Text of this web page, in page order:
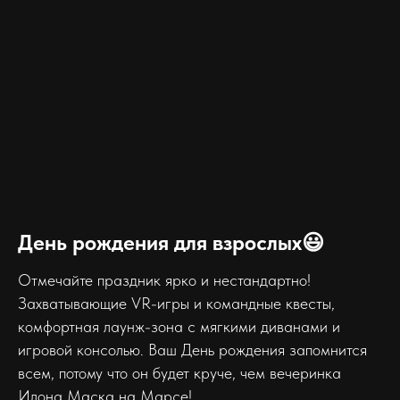
День рождения для взрослых😃
Отмечайте праздник ярко и нестандартно!
Захватывающие VR-игры и командные квесты,
комфортная лаунж-зона с мягкими диванами и
игровой консолью. Ваш День рождения запомнится
всем, потому что он будет круче, чем вечеринка
Илона Маска на Марсе!